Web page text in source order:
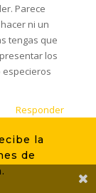
la
de
Parece
ni un
tengas que
los
Responder
18/10/2015
tester